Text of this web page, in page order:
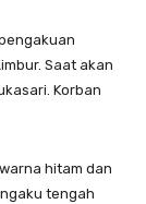
Saat akan
Korban
hitam dan
tengah